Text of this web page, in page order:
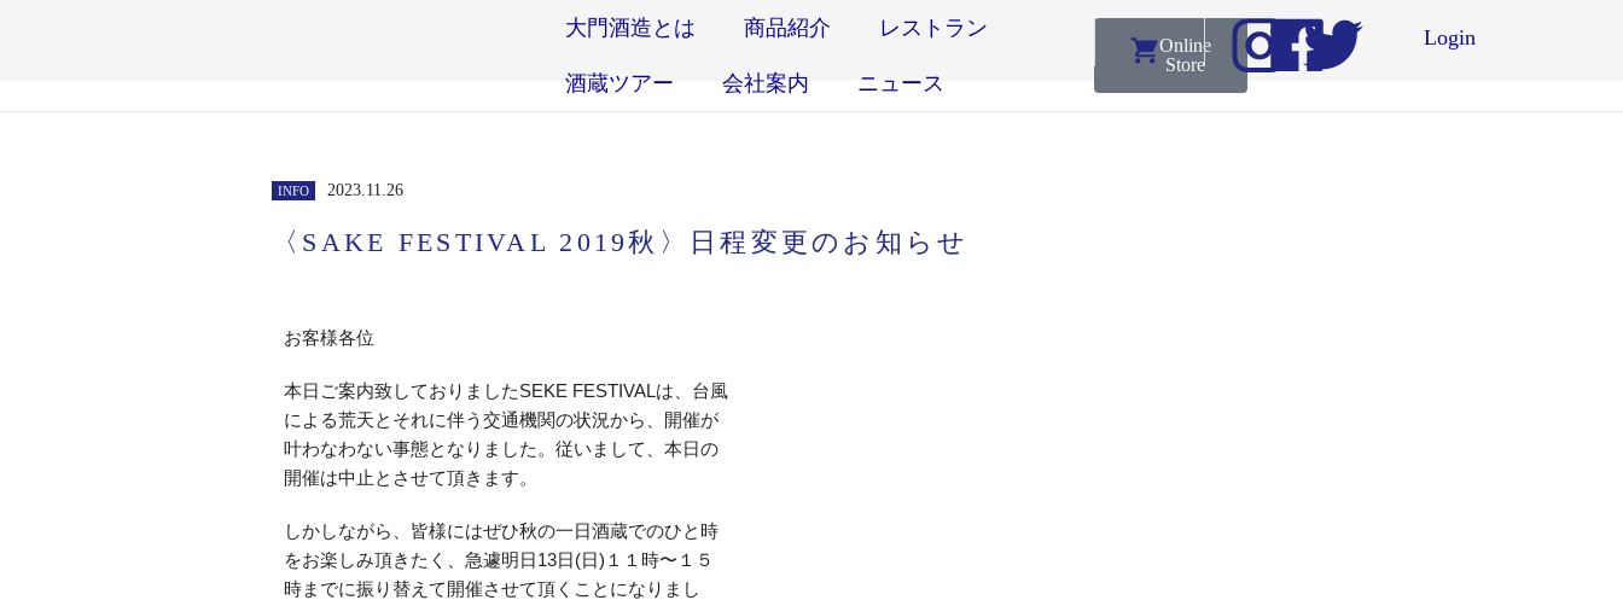
大門酒造とは 商品紹介 レストラン
酒蔵ツアー 会社案内 ニュース
Online
Store
Login
INFO 2023.11.26
〈SAKE FESTIVAL 2019秋〉日程変更のお知らせ
お客様各位
本日ご案内致しておりましたSEKE FESTIVALは、台風
による荒天とそれに伴う交通機関の状況から、開催が
叶わなわない事態となりました。従いまして、本日の
開催は中止とさせて頂きます。
しかしながら、皆様にはぜひ秋の一日酒蔵でのひと時
をお楽しみ頂きたく、急遽明日13日(日)１１時〜１５
時までに振り替えて開催させて頂くことになりまし